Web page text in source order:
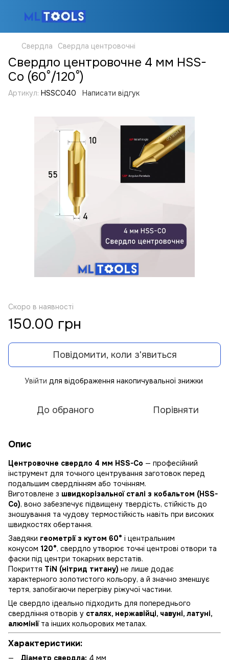
Свердла Свердла центровочні
Свердло центровочне 4 мм HSS-
Co (60°/120°)
Артикул: HSSCO40 Написати відгук
Скоро в наявності
150.00 грн
Повідомити, коли з'явиться
Увійти для відображення накопичувальної знижки
До обраного Порівняти
Опис
Центровочне свердло 4 мм HSS-Co — професійний
інструмент для точного центрування заготовок перед
подальшим свердлінням або точінням.
Виготовлене з швидкорізальної сталі з кобальтом (HSS-
Co), воно забезпечує підвищену твердість, стійкість до
зношування та чудову термостійкість навіть при високих
швидкостях обертання.
Завдяки геометрії з кутом 60° і центральним
конусом 120°, свердло утворює точні центрові отвори та
фаски під центри токарних верстатів.
Покриття TiN (нітрид титану) не лише додає
характерного золотистого кольору, а й значно зменшує
тертя, запобігаючи перегріву ріжучої частини.
Це свердло ідеально підходить для попереднього
свердління отворів у сталях, нержавійці, чавуні, латуні,
алюмініїта інших кольорових металах.
Характеристики:
Діаметр свердла: 4 мм